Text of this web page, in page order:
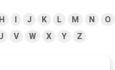
H I J K L M N
O
V W X Y Z